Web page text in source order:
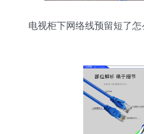
电视柜下网络线预留短了